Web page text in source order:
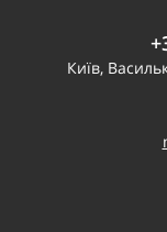
Київ,